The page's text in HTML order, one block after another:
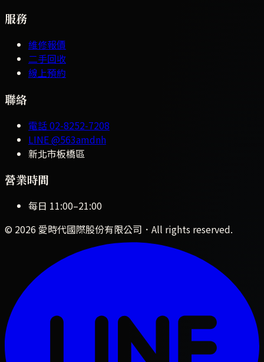
服務
維修報價
二手回收
線上預約
聯絡
電話02-8252-7208
LINE@563amdnh
新北市板橋區
營業時間
每日 11:00–21:00
© 2026 愛時代國際股份有限公司 ．All rights reserved.